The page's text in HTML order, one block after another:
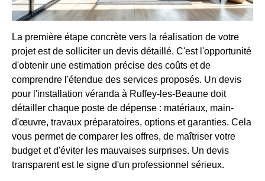
La première étape concrète vers la réalisation de votre
projet est de solliciter un devis détaillé. C'est l'opportunité
d'obtenir une estimation précise des coûts et de
comprendre l'étendue des services proposés. Un devis
pour l'installation véranda à Ruffey-les-Beaune doit
détailler chaque poste de dépense : matériaux, main-
d'œuvre, travaux préparatoires, options et garanties. Cela
vous permet de comparer les offres, de maîtriser votre
budget et d'éviter les mauvaises surprises. Un devis
transparent est le signe d'un professionnel sérieux.